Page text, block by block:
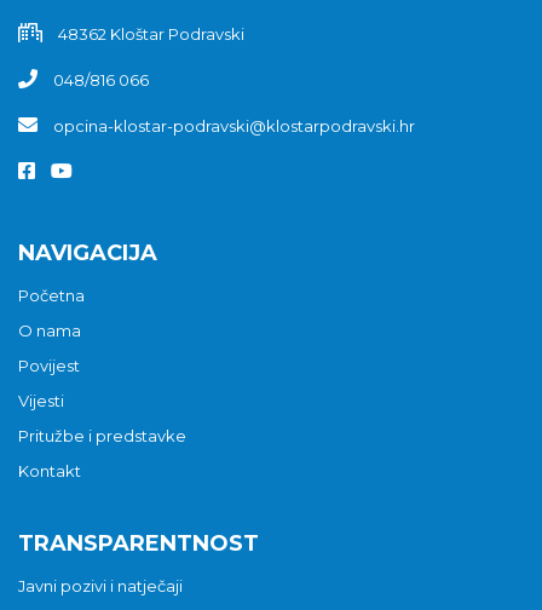
48362 Kloštar Podravski
048/816 066
opcina-klostar-podravski@klostarpodravski.hr
NAVIGACIJA
Početna
O nama
Povijest
Vijesti
Pritužbe i predstavke
Kontakt
TRANSPARENTNOST
Javni pozivi i natječaji